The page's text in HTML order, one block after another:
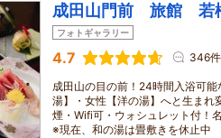
成田山門前 旅館 若
フォトギャラリー
4.7 346件
成田山の目の前！24時間入浴可
湯】・女性【洋の湯】へと生まれ
煙・Wifi可・ウォシュレット付！
※現在、和の湯は畳敷きを休止中